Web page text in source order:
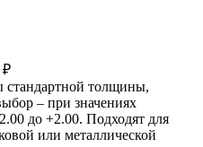
₽
стандартной толщины,
– при значениях
до +2.00. Подходят для
или металлической